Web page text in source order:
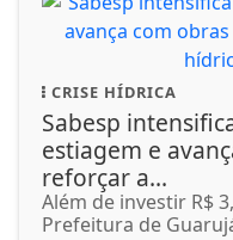
CRISE HÍDRICA
Sabesp
estiagem e
reforçar a...
Além de investir R$
Prefeitura de